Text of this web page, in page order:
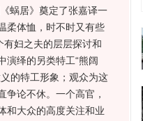
蜗居》奠定了张嘉译一
柔体恤，时不时又有些
有妇之夫的层层探讨和
演绎的另类特工“熊阔
的特工形象；观众为这
论不休。一个高官，
和大众的高度关注和业